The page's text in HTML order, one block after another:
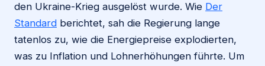
den Ukraine-Krieg ausgelöst wurde. Wie Der
Standard berichtet, sah die Regierung lange
tatenlos zu, wie die Energiepreise explodierten,
was zu Inflation und Lohnerhöhungen führte. Um